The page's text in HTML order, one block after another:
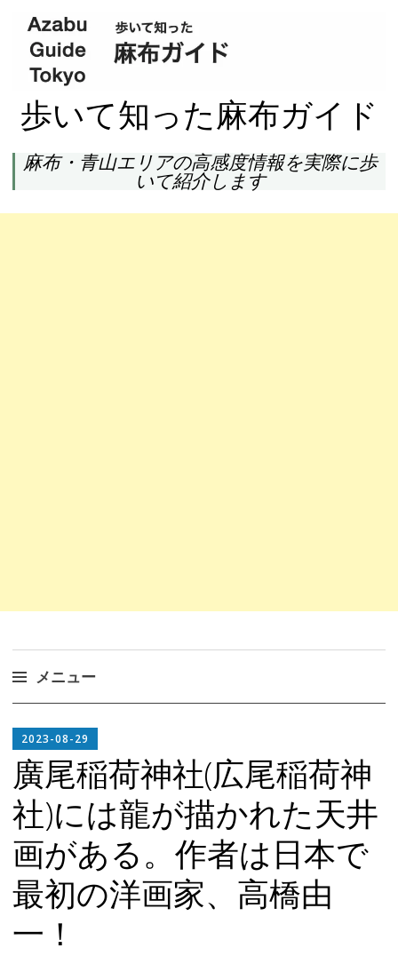
歩いて知った麻布ガイド
麻布・青山エリアの高感度情報を実際に歩
いて紹介します
メニュー
ン
テ
ン
ツ
へ
ス
キ
ッ
2023-08-29
廣尾稲荷神社(広尾稲荷神
社)には龍が描かれた天井
画がある。作者は日本で
最初の洋画家、高橋由
一！